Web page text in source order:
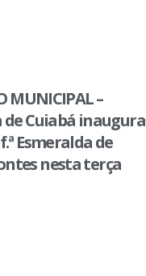
MUNICIPAL –
Cuiabá inaugura
Esmeralda de
nesta terça